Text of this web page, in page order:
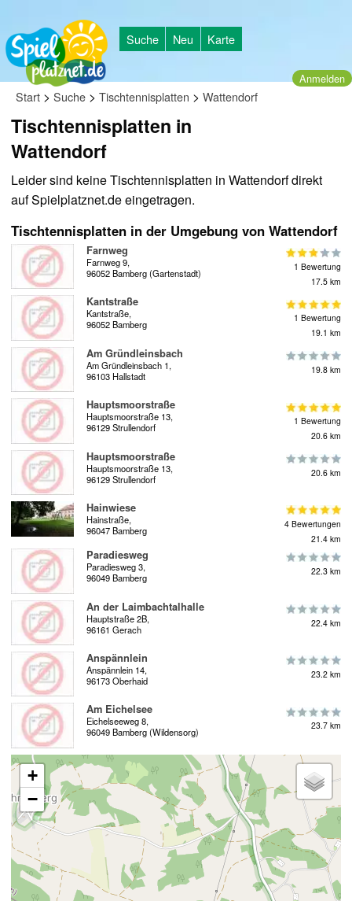
Suche Neu Karte
Anmelden
Start > Suche > Tischtennisplatten > Wattendorf
Tischtennisplatten in
Wattendorf
Leider sind keine Tischtennisplatten in Wattendorf direkt
auf Spielplatznet.de eingetragen.
Tischtennisplatten in der Umgebung von Wattendorf
Farnweg
Farnweg 9,
96052 Bamberg (Gartenstadt)
1 Bewertung
17.5 km
Kantstraße
Kantstraße,
96052 Bamberg
1 Bewertung
19.1 km
Am Gründleinsbach
Am Gründleinsbach 1,
96103 Hallstadt
19.8 km
Hauptsmoorstraße
Hauptsmoorstraße 13,
96129 Strullendorf
1 Bewertung
20.6 km
Hauptsmoorstraße
Hauptsmoorstraße 13,
96129 Strullendorf
20.6 km
Hainwiese
Hainstraße,
96047 Bamberg
4 Bewertungen
21.4 km
Paradiesweg
Paradiesweg 3,
96049 Bamberg
22.3 km
An der Laimbachtalhalle
Hauptstraße 2B,
96161 Gerach
22.4 km
Anspännlein
Anspännlein 14,
96173 Oberhaid
23.2 km
Am Eichelsee
Eichelseeweg 8,
96049 Bamberg (Wildensorg)
23.7 km
+
−